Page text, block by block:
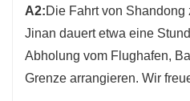
A2:Die Fahrt von Shandong
Jinan dauert etwa eine
Abholung vom Flughafen,
Grenze arrangieren. Wir